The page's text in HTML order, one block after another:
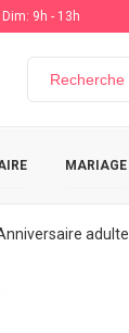
9h - 13h
MARIAGE
adulte